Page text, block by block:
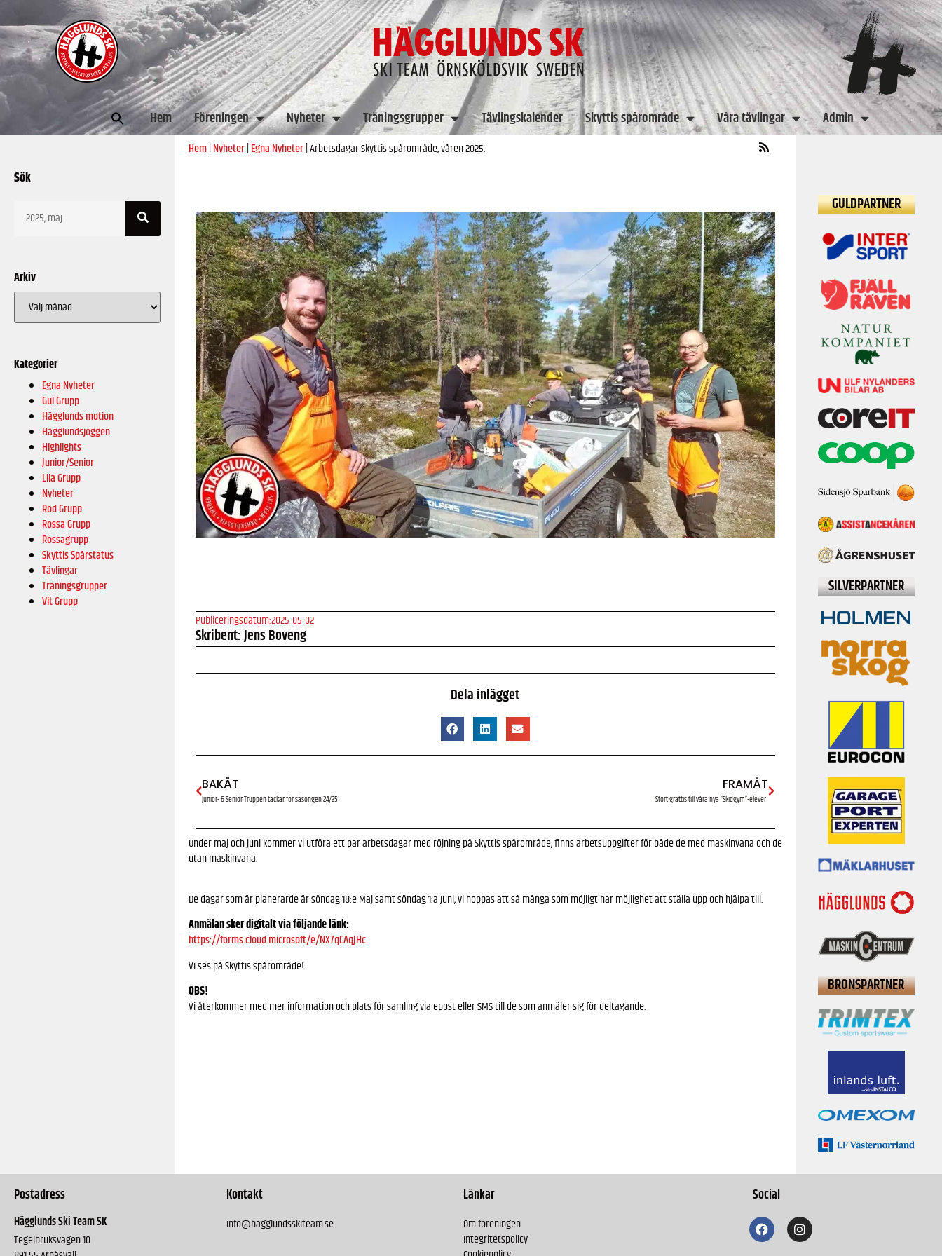
Sök
efter: Hem Föreningen Nyheter Träningsgrupper Tävlingskalender Skyttis spårområde Våra tävlingar Admin
Sök
Arkiv
Kategorier
Egna Nyheter
Gul Grupp
Hägglunds motion
Hägglundsjoggen
Highlights
Junior/Senior
Lila Grupp
Nyheter
Röd Grupp
Rossa Grupp
Rossagrupp
Skyttis Spårstatus
Tävlingar
Träningsgrupper
Vit Grupp
Hem|Nyheter|Egna Nyheter|Arbetsdagar Skyttis spårområde, våren 2025.
Publiceringsdatum:2025-05-02
Skribent: Jens Boveng
Dela inlägget
BAKÅT
Junior- & Senior Truppen tackar för säsongen 24/25!
FRAMÅT
Stort grattis till våra nya “Skidgym”-elever!
Under maj och juni kommer vi utföra ett par arbetsdagar med röjning på Skyttis spårområde, finns arbetsuppgifter för både de med maskinvana och de
utan maskinvana.
De dagar som är planerarde är söndag 18:e Maj samt söndag 1:a Juni, vi hoppas att så många som möjligt har möjlighet att ställa upp och hjälpa till.
Anmälan sker digitalt via följande länk:
https://forms.cloud.microsoft/e/NX7qCAqJHc
Vi ses på Skyttis spårområde!
OBS!
Vi återkommer med mer information och plats för samling via epost eller SMS till de som anmäler sig för deltagande.
GULDPARTNER
SILVERPARTNER
BRONSPARTNER
Postadress
Hägglunds Ski Team SK
Tegelbruksvägen 10
Kontakt
info@hagglundsskiteam.se
Länkar
Om föreningen
Integritetspolicy
Social